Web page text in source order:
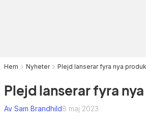
Hem Nyheter Plejd lanserar fyra nya
Plejd lanserar fyra
Av Sam Brandhild8 maj 2023